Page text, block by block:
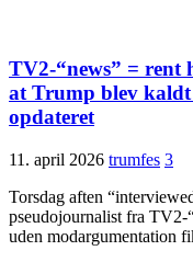
TV2-“news” =
at Trump blev
opdateret
11. april 2026 trumfes 3
Torsdag aften
pseudojournalist fra TV2-
uden modargumentation